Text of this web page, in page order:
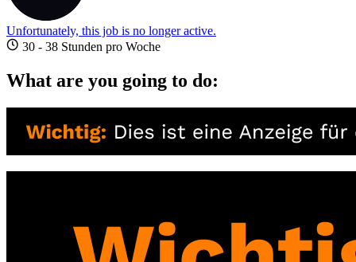
Unfortunately, this job is no longer active.
30 - 38 Stunden pro Woche
What are you going to do: